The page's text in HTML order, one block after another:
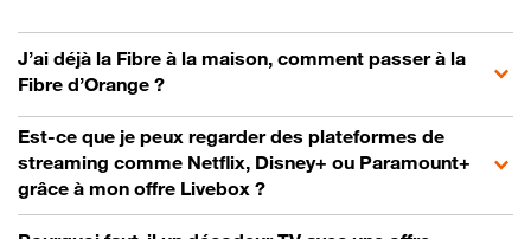
J’ai déjà la Fibre à la maison, comment passer à la
Fibre d’Orange ?
Est-ce que je peux regarder des plateformes de
streaming comme Netflix, Disney+ ou Paramount+
grâce à mon offre Livebox ?